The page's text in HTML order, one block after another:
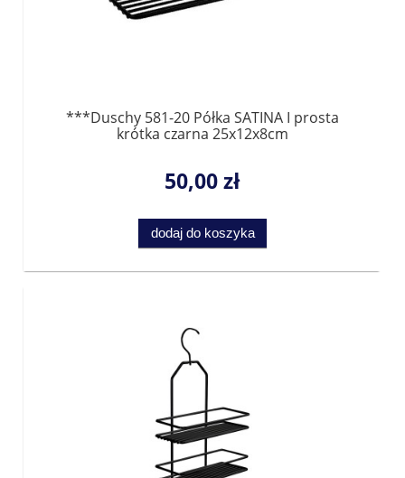
***Duschy 581-20 Półka SATINA I prosta
krótka czarna 25x12x8cm
50,00 zł
dodaj do koszyka